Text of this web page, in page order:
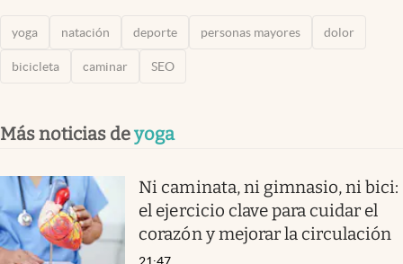
yoga natación deporte personas mayores dolor
bicicleta caminar SEO
Más noticias deyoga
Ni caminata, ni gimnasio, ni bici:
el ejercicio clave para cuidar el
corazón y mejorar la circulación